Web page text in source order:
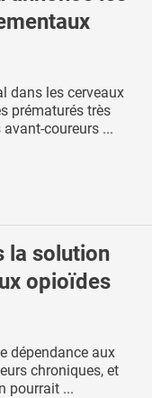
dans les cerveaux
prématurés très
coureurs ...
la solution
opioïdes
dépendance aux
chroniques, et
pourrait ...